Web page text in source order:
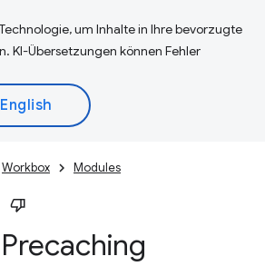
um Inhalte in Ihre bevorzugte
KI-Übersetzungen können Fehler
Workbox Modules